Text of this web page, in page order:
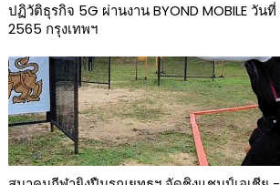
ปฏิวัติธุรกิจ 5G ผ่านงาน BYOND MOBILE วัน
2565 กรุงเทพฯ